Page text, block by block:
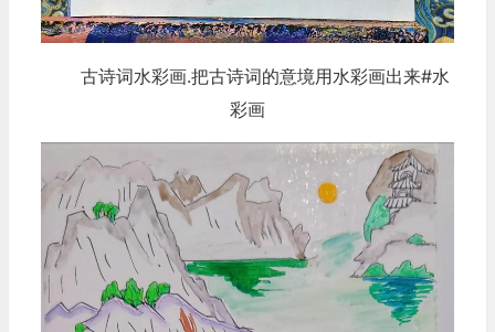
古诗词水彩画.把古诗词的意境用水彩画出来#水
彩画